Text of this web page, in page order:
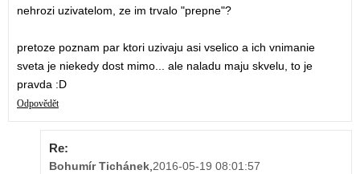
nehrozi uzivatelom, ze im trvalo "prepne"?
pretoze poznam par ktori uzivaju asi vselico a ich vnimanie
sveta je niekedy dost mimo... ale naladu maju skvelu, to je
pravda :D
Odpovědět
Re:
Bohumír Tichánek,2016-05-19 08:01:57